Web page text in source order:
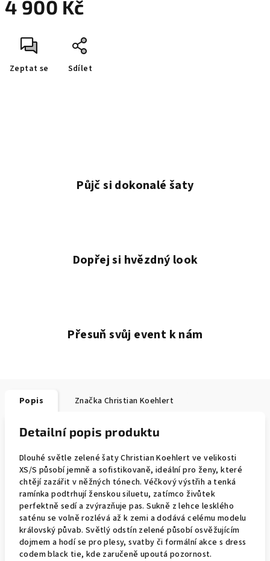
4 900 Kč
cena:
Zeptat se Sdílet
Půjč si dokonalé šaty
Dopřej si hvězdný look
Přesuň svůj event k nám
Popis Značka Christian Koehlert
Detailní popis produktu
Dlouhé světle zelené šaty Christian Koehlert ve velikosti
XS/S působí jemně a sofistikovaně, ideální pro ženy, které
chtějí zazářit v něžných tónech. Véčkový výstřih a tenká
ramínka podtrhují ženskou siluetu, zatímco živůtek
perfektně sedí a zvýrazňuje pas. Sukně z lehce lesklého
saténu se volně rozlévá až k zemi a dodává celému modelu
královský půvab. Světlý odstín zelené působí osvěžujícím
dojmem a hodí se pro plesy, svatby či formální akce s dress
codem black tie, kde zaručeně upoutá pozornost.